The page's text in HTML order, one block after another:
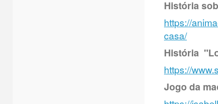
História
https://
casa/
História
https://
Jogo da